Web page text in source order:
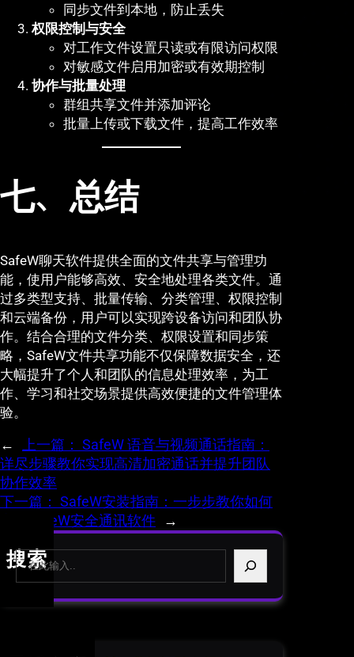
同步文件到本地，防止丢失
权限控制与安全
对工作文件设置只读或有限访问权限
对敏感文件启用加密或有效期控制
协作与批量处理
群组共享文件并添加评论
批量上传或下载文件，提高工作效率
七、总结
SafeW聊天软件提供全面的文件共享与管理功
能，使用户能够高效、安全地处理各类文件。通
过多类型支持、批量传输、分类管理、权限控制
和云端备份，用户可以实现跨设备访问和团队协
作。结合合理的文件分类、权限设置和同步策
略，SafeW文件共享功能不仅保障数据安全，还
大幅提升了个人和团队的信息处理效率，为工
作、学习和社交场景提供高效便捷的文件管理体
验。
← 上一篇： SafeW 语音与视频通话指南：
详尽步骤教你实现高清加密通话并提升团队
协作效率
下一篇： SafeW安装指南：一步步教你如何
安装SafeW安全通讯软件
→
搜索
S